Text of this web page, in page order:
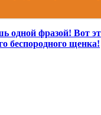
одной фразой! Вот
беспородного щенка!